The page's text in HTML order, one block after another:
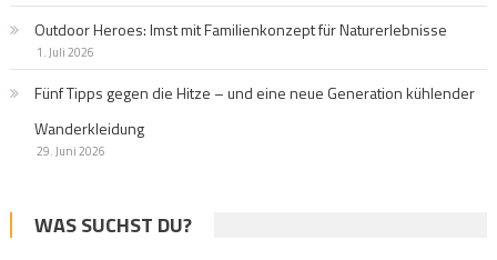
Outdoor Heroes: Imst mit Familienkonzept für Naturerlebnisse
1. Juli 2026
Fünf Tipps gegen die Hitze – und eine neue Generation kühlender
Wanderkleidung
29. Juni 2026
WAS SUCHST DU?